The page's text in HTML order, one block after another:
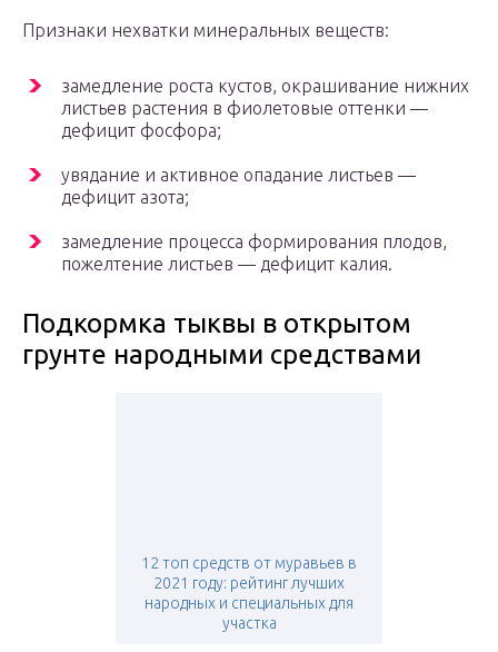
Признаки нехватки минеральных веществ:
замедление роста кустов, окрашивание нижних
листьев растения в фиолетовые оттенки —
дефицит фосфора;
увядание и активное опадание листьев —
дефицит азота;
замедление процесса формирования плодов,
пожелтение листьев — дефицит калия.
Подкормка тыквы в открытом
грунте народными средствами
12 топ средств от муравьев в
2021 году: рейтинг лучших
народных и специальных для
участка